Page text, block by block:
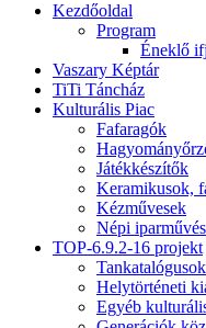
Kezdőoldal
Program
Éneklő
Vaszary Képtár
TiTi Táncház
Kulturális Piac
Fafaragók
Játékkészítők
Keramikusok,
Kézművesek
Népi
TOP-6.9.2-16 projekt
Tankatalógusok
Helytörténeti
Egyéb